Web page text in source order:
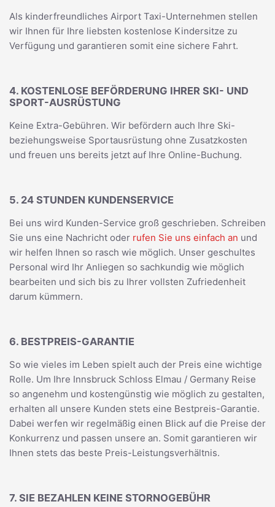
Als kinderfreundliches Airport Taxi-Unternehmen stellen
wir Ihnen für Ihre liebsten kostenlose Kindersitze zu
Verfügung und garantieren somit eine sichere Fahrt.
4. KOSTENLOSE BEFÖRDERUNG IHRER SKI- UND
SPORT-AUSRÜSTUNG
Keine Extra-Gebühren. Wir befördern auch Ihre Ski-
beziehungsweise Sportausrüstung ohne Zusatzkosten
und freuen uns bereits jetzt auf Ihre Online-Buchung.
5. 24 STUNDEN KUNDENSERVICE
Bei uns wird Kunden-Service groß geschrieben. Schreiben
Sie uns eine Nachricht oder rufen Sie uns einfach an und
wir helfen Ihnen so rasch wie möglich. Unser geschultes
Personal wird Ihr Anliegen so sachkundig wie möglich
bearbeiten und sich bis zu Ihrer vollsten Zufriedenheit
darum kümmern.
6. BESTPREIS-GARANTIE
So wie vieles im Leben spielt auch der Preis eine wichtige
Rolle. Um Ihre Innsbruck Schloss Elmau / Germany Reise
so angenehm und kostengünstig wie möglich zu gestalten,
erhalten all unsere Kunden stets eine Bestpreis-Garantie.
Dabei werfen wir regelmäßig einen Blick auf die Preise der
Konkurrenz und passen unsere an. Somit garantieren wir
Ihnen stets das beste Preis-Leistungsverhältnis.
7. SIE BEZAHLEN KEINE STORNOGEBÜHR